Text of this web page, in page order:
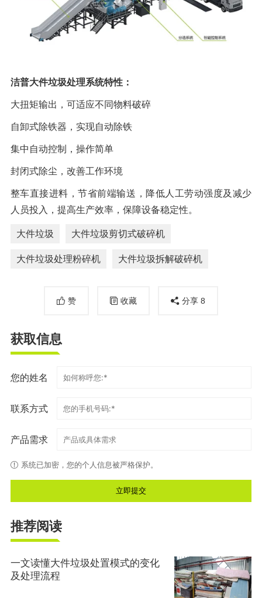
洁普大件垃圾处理系统特性：
大扭矩输出，可适应不同物料破碎
自卸式除铁器，实现自动除铁
集中自动控制，操作简单
封闭式除尘，改善工作环境
整车直接进料，节省前端输送，降低人工劳动强度及减少
人员投入，提高生产效率，保障设备稳定性。
大件垃圾 大件垃圾剪切式破碎机
大件垃圾处理粉碎机 大件垃圾拆解破碎机
赞 收藏 分享 8
获取信息
您的姓名
联系方式
产品需求
系统已加密，您的个人信息被严格保护。
推荐阅读
一文读懂大件垃圾处置模式的变化
及处理流程